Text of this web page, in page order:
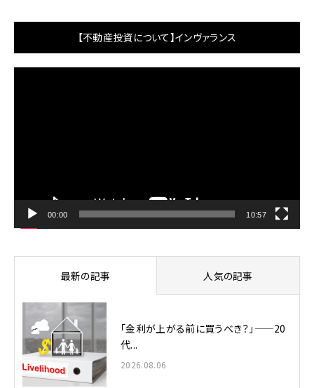
【不動産投資について】インヴァランス
00:00 10:57
最新の記事 人気の記事
「金利が上がる前に買うべき？」——20
代...
2026.08.06